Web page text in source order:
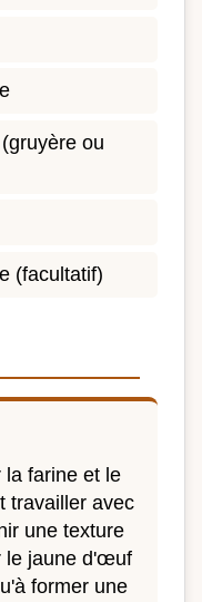
ou
(facultatif)
la farine et le
travailler avec
une texture
le jaune d'œuf
former une